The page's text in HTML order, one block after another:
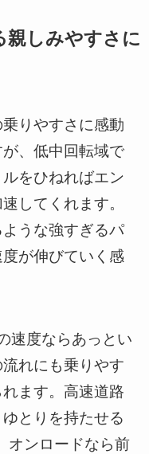
親しみやすさに
りやすさに感動
、低中回転域で
をひねればエン
してくれます。
うな強すぎるパ
が伸びていく感
速度ならあっとい
れにも乗りやす
ます。高速道路
とりを持たせる
オンロードなら前